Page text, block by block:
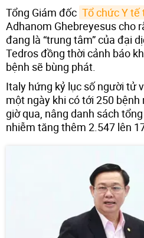
Tổng Giám đốc Tổ chức Y tế
Adhanom Ghebreyesus cho
đang là “trung tâm” của đại
Tedros đồng thời cảnh báo
bệnh sẽ bùng phát.
Italy hứng kỷ lục số người tử
một ngày khi có tới 250
giờ qua, nâng danh sách
nhiễm tăng thêm 2.547 lên